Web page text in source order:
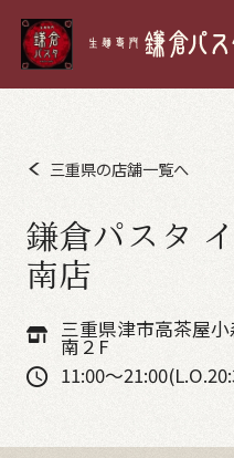
三重県の店舗一覧へ
鎌倉パスタ
南店
三重県津市高茶屋
南２F
11:00～